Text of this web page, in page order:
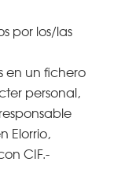
por los/las
en un fichero
personal,
Elorrio,
CIF.-